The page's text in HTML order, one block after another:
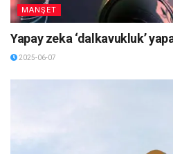
MANŞET
Yapay zeka ‘dalkavukluk’
2025-06-07